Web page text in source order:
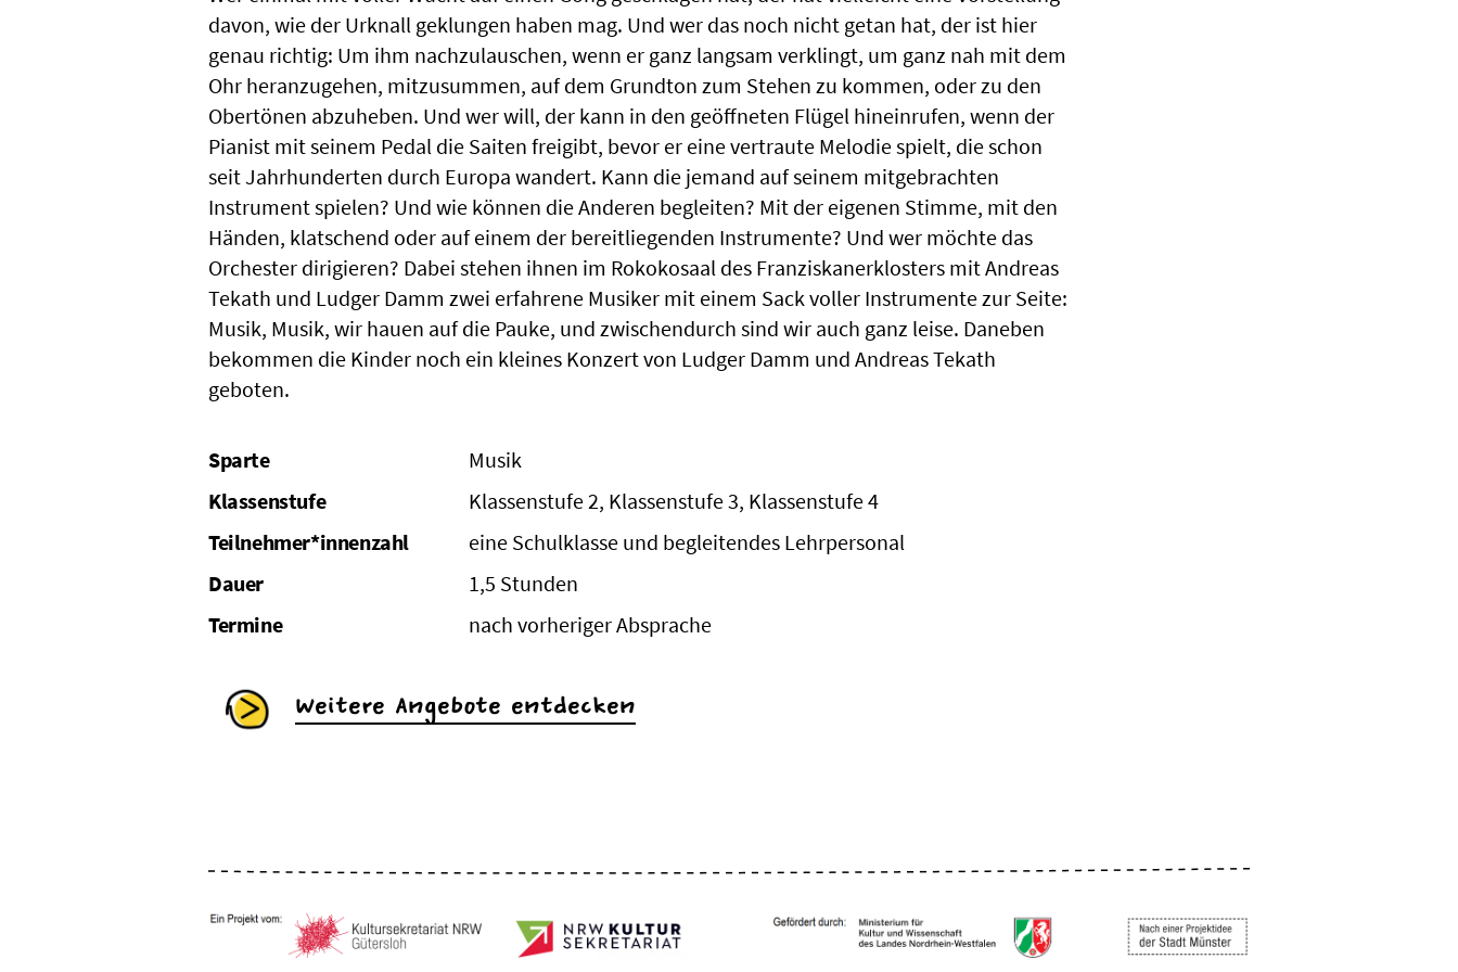
davon, wie der Urknall geklungen haben mag. Und wer das noch nicht getan hat, der ist hier
genau richtig: Um ihm nachzulauschen, wenn er ganz langsam verklingt, um ganz nah mit dem
Ohr heranzugehen, mitzusummen, auf dem Grundton zum Stehen zu kommen, oder zu den
Obertönen abzuheben. Und wer will, der kann in den geöffneten Flügel hineinrufen, wenn der
Pianist mit seinem Pedal die Saiten freigibt, bevor er eine vertraute Melodie spielt, die schon
seit Jahrhunderten durch Europa wandert. Kann die jemand auf seinem mitgebrachten
Instrument spielen? Und wie können die Anderen begleiten? Mit der eigenen Stimme, mit den
Händen, klatschend oder auf einem der bereitliegenden Instrumente? Und wer möchte das
Orchester dirigieren? Dabei stehen ihnen im Rokokosaal des Franziskanerklosters mit Andreas
Tekath und Ludger Damm zwei erfahrene Musiker mit einem Sack voller Instrumente zur Seite:
Musik, Musik, wir hauen auf die Pauke, und zwischendurch sind wir auch ganz leise. Daneben
bekommen die Kinder noch ein kleines Konzert von Ludger Damm und Andreas Tekath
geboten.
Sparte
Musik
Klassenstufe
Klassenstufe 2, Klassenstufe 3, Klassenstufe 4
Teilnehmer*innenzahl
eine Schulklasse und begleitendes Lehrpersonal
Dauer
1,5 Stunden
Termine
nach vorheriger Absprache
Weitere Angebote entdecken